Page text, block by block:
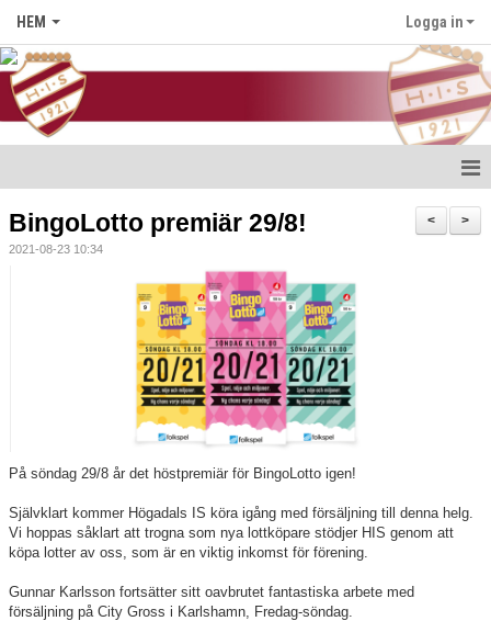
HEM Logga in
Nyheter
Matcher
Gölarundan
>
<
BingoLotto premiär 29/8!
2021-08-23 10:34
På söndag 29/8 år det höstpremiär för BingoLotto igen!
Självklart kommer Högadals IS köra igång med försäljning till denna helg.
Vi hoppas såklart att trogna som nya lottköpare stödjer HIS genom att
köpa lotter av oss, som är en viktig inkomst för förening.
Gunnar Karlsson fortsätter sitt oavbrutet fantastiska arbete med
försäljning på City Gross i Karlshamn, Fredag-söndag.